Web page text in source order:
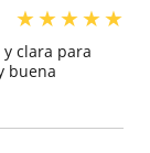
★★★★★
clara para
buena